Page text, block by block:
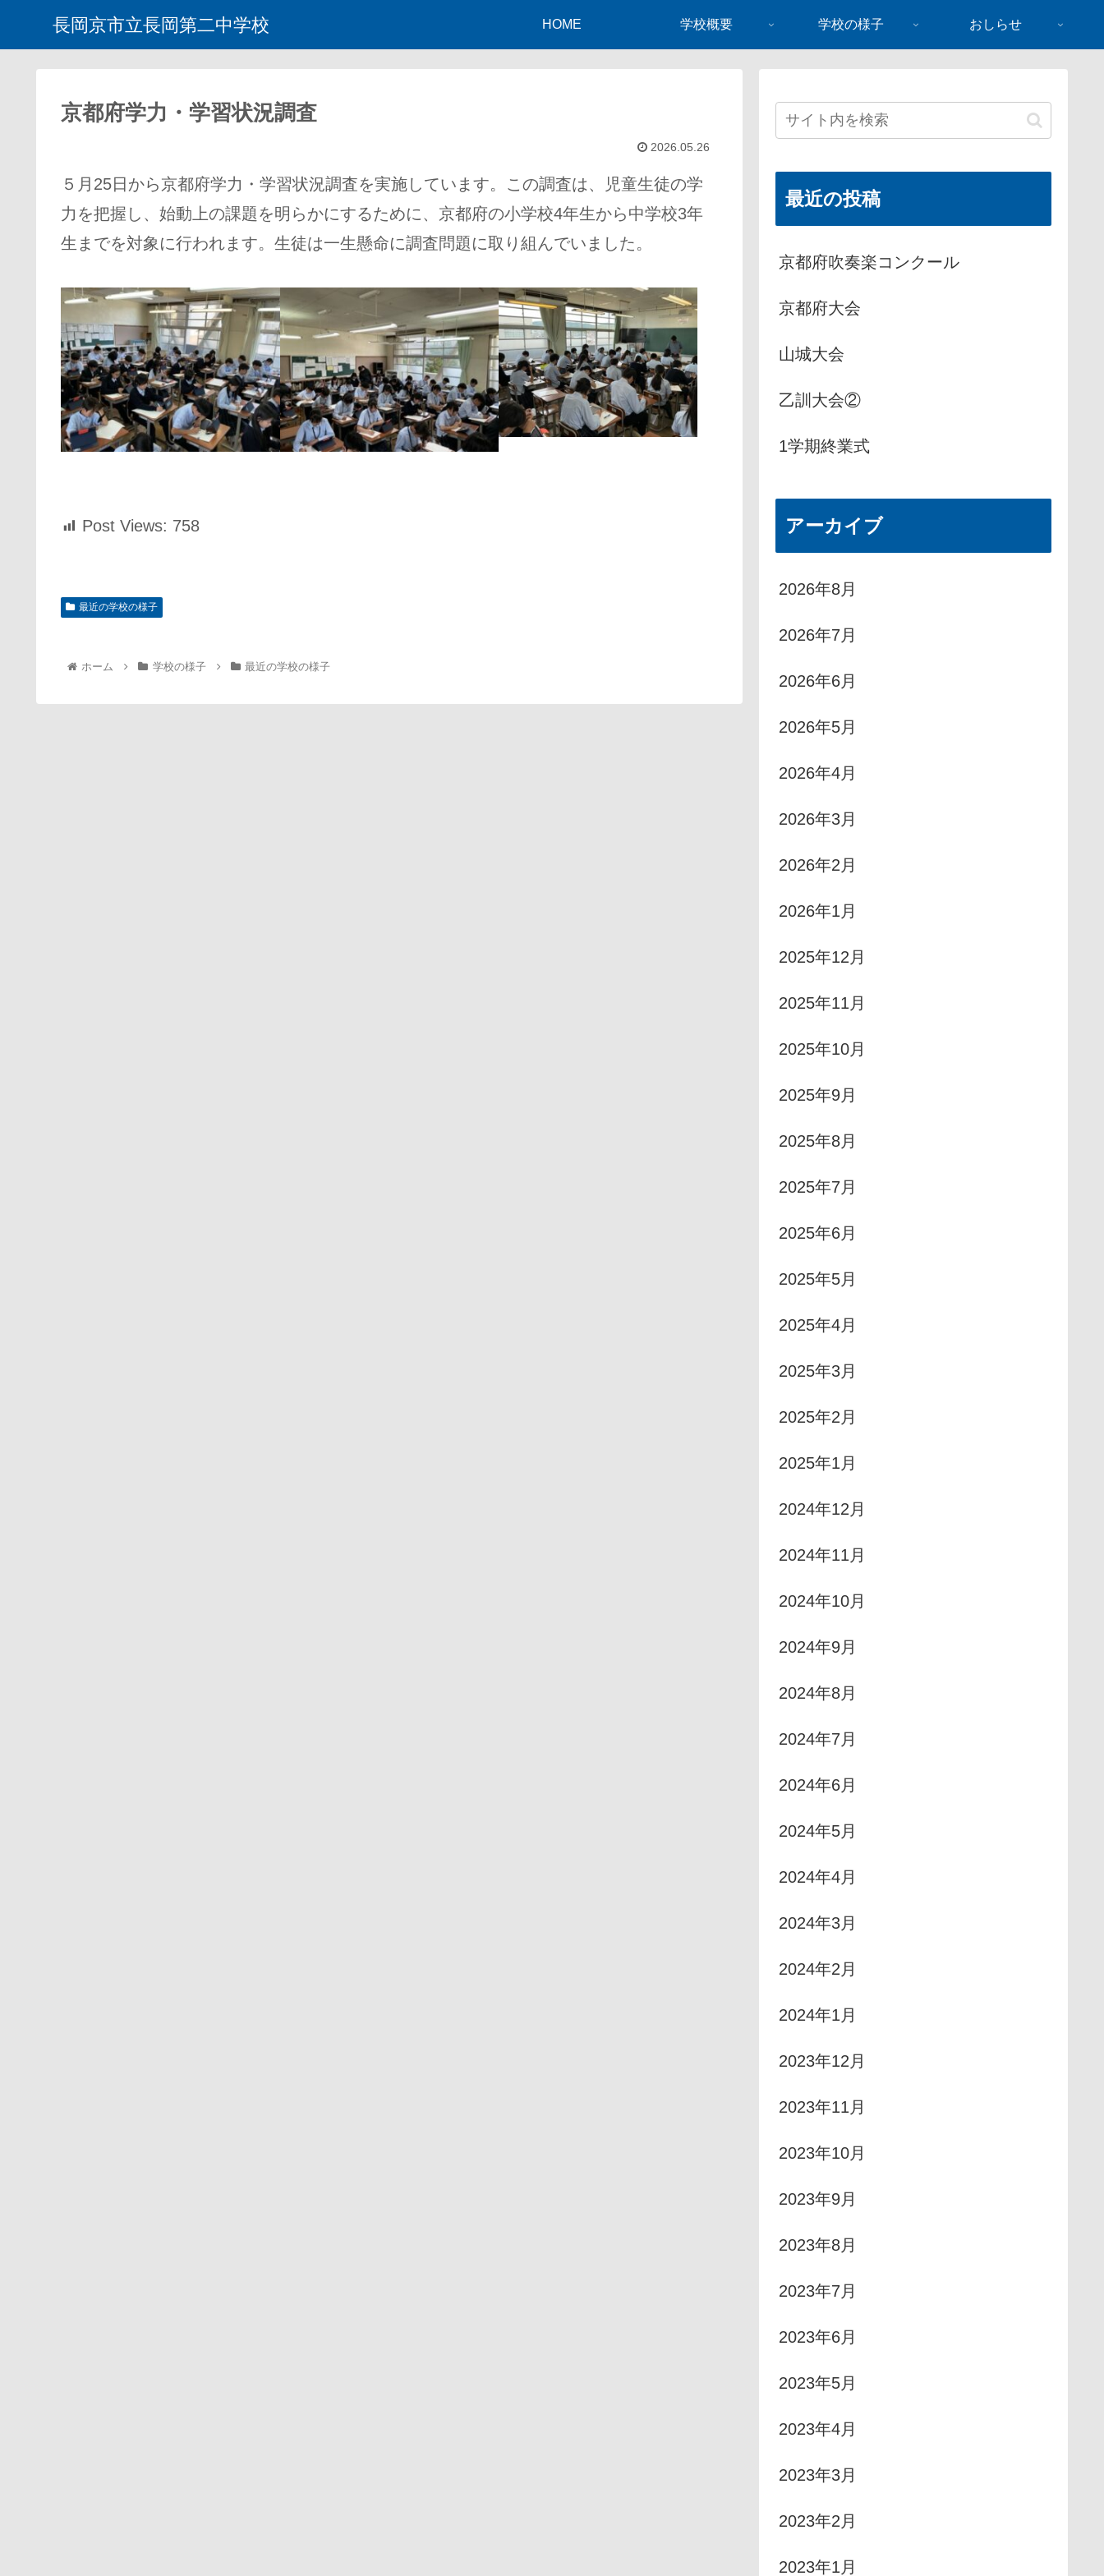
長岡京市立長岡第二中学校 HOME 学校概要 学校の様子 おしらせ
京都府学力・学習状況調査
2026.05.26
５月25日から京都府学力・学習状況調査を実施しています。この調査は、児童生徒の学
力を把握し、始動上の課題を明らかにするために、京都府の小学校4年生から中学校3年
生までを対象に行われます。生徒は一生懸命に調査問題に取り組んでいました。
Post Views: 758
最近の学校の様子
ホーム 学校の様子 最近の学校の様子
最近の投稿
京都府吹奏楽コンクール
京都府大会
山城大会
乙訓大会②
1学期終業式
アーカイブ
2026年8月
2026年7月
2026年6月
2026年5月
2026年4月
2026年3月
2026年2月
2026年1月
2025年12月
2025年11月
2025年10月
2025年9月
2025年8月
2025年7月
2025年6月
2025年5月
2025年4月
2025年3月
2025年2月
2025年1月
2024年12月
2024年11月
2024年10月
2024年9月
2024年8月
2024年7月
2024年6月
2024年5月
2024年4月
2024年3月
2024年2月
2024年1月
2023年12月
2023年11月
2023年10月
2023年9月
2023年8月
2023年7月
2023年6月
2023年5月
2023年4月
2023年3月
2023年2月
2023年1月